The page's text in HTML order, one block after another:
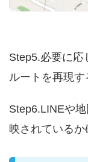
Step5.必要に応
ルートを再現す
Step6.LINEや
映されているか